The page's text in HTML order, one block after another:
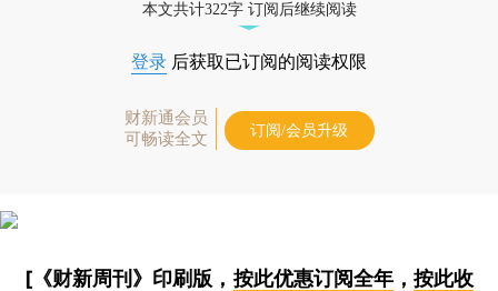
本文共计322字 订阅后继续阅读
登录 后获取已订阅的阅读权限
财新通会员
可畅读全文
订阅/会员升级
[《财新周刊》印刷版， 按此优惠订阅全年， 按此收